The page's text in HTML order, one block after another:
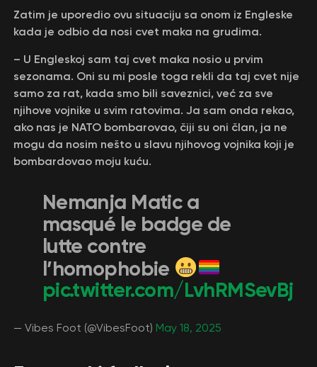
Zatim je uporedio ovu situaciju sa onom iz Engleske
kada je odbio da nosi cvet maka na grudima.
– U Engleskoj sam taj cvet maka nosio u prvim
sezonama. Oni su mi posle toga rekli da taj cvet nije
samo za rat, kada smo bili saveznici, već za sve
njihove vojnike u svim ratovima. Ja sam onda rekao,
ako nas je NATO bombarovao, čiji su oni član, ja ne
mogu da nosim nešto u slavu njihovog vojnika koji je
bombardovao moju kuću.
Nemanja Matic a
masqué le badge de
lutte contre
l’homophobie
pic.twitter.com/LvhRMSevBj
— Vibes Foot (@VibesFoot) May 18, 2025